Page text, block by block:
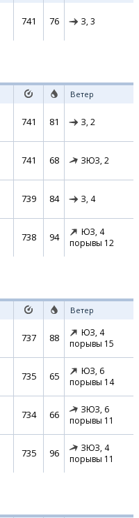
741 76 З, 3
Ветер
741 81 З, 2
741 68 ЗЮЗ, 2
739 84 З, 4
738 94 ЮЗ, 4
порывы 12
Ветер
737 88 ЮЗ, 4
порывы 15
735 65 ЮЗ, 6
порывы 14
734 66 ЗЮЗ, 6
порывы 11
735 96 ЗЮЗ, 4
порывы 11